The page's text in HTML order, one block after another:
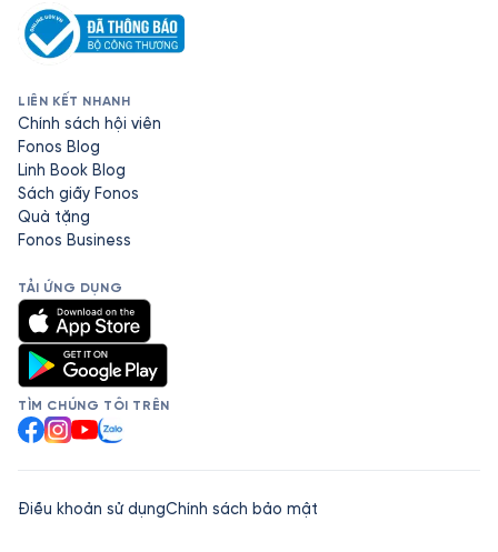
LIÊN KẾT NHANH
Chính sách hội viên
Fonos Blog
Linh Book Blog
Sách giấy Fonos
Quà tặng
Fonos Business
TẢI ỨNG DỤNG
TÌM CHÚNG TÔI TRÊN
Facebook
Instagram
YouTube
Zalo
Điều khoản sử dụngChính sách bảo mật